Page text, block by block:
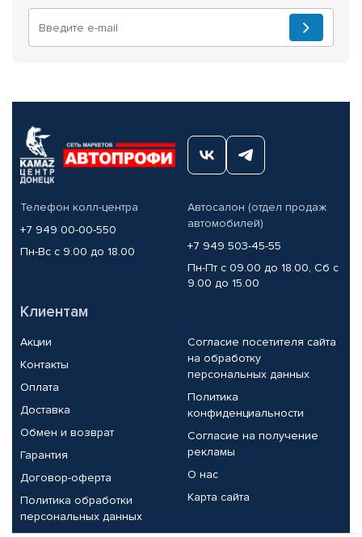
Телефон колл-центра
+7 949 00-00-550
Пн-Вс с 9.00 до 18.00
Автосалон (отдел продаж
автомобилей)
+7 949 503-45-55
Пн-Пт с 09.00 до 18.00, Сб с
9.00 до 15.00
Клиентам
Акции
Контакты
Оплата
Доставка
Обмен и возврат
Гарантия
Договор-оферта
Политика обработки
персональных данных
Согласие посетителя сайта
на обработку
персональных данных
Политика
конфиденциальности
Согласие на получение
рекламы
О нас
Карта сайта